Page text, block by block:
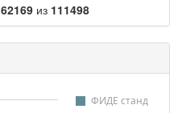
62169 из 111498
ФИДЕ станд